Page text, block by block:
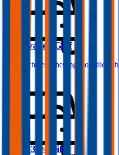
Volkswagen Golf
Haftpflichtversicherung monatlich ab
3er-Reihe